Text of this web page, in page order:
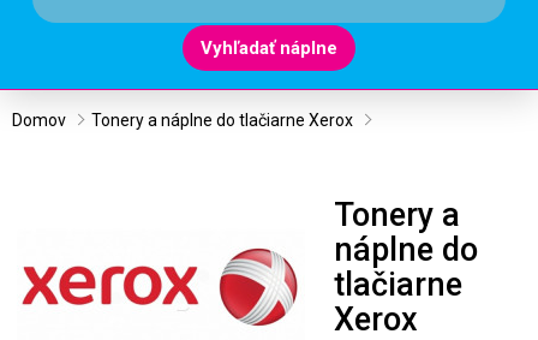
Vyhľadať náplne
Domov Tonery a náplne do tlačiarne Xerox
Tonery a
náplne do
tlačiarne
Xerox